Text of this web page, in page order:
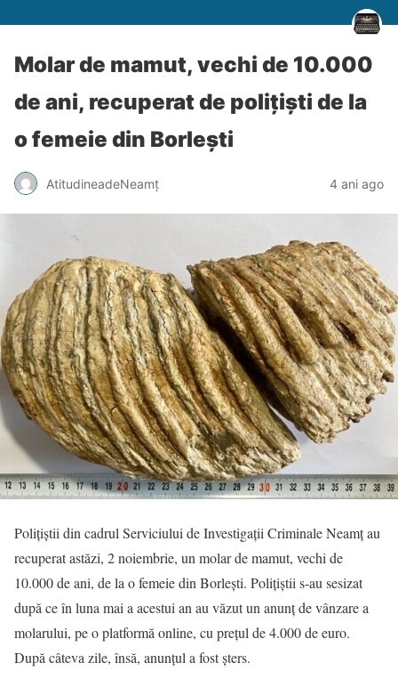
Molar de mamut, vechi de 10.000
de ani, recuperat de polițiști de la
o femeie din Borlești
AtitudineadeNeamț 4 ani ago
Polițiștii din cadrul Serviciului de Investigații Criminale Neamț au
recuperat astăzi, 2 noiembrie, un molar de mamut, vechi de
10.000 de ani, de la o femeie din Borlești. Polițiștii s-au sesizat
după ce în luna mai a acestui an au văzut un anunț de vânzare a
molarului, pe o platformă online, cu prețul de 4.000 de euro.
După câteva zile, însă, anunțul a fost șters.